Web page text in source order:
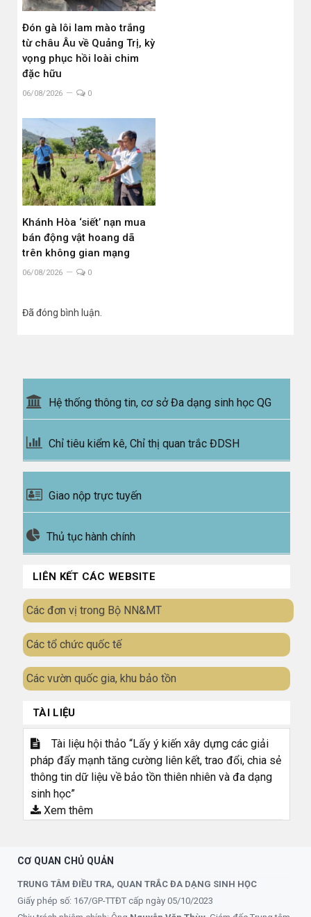
Đón gà lôi lam mào trắng
từ châu Âu về Quảng Trị, kỳ
vọng phục hồi loài chim
đặc hữu
06/08/2026 0
Khánh Hòa ‘siết’ nạn mua
bán động vật hoang dã
trên không gian mạng
06/08/2026 0
Đã đóng bình luận.
Hệ thống thông tin, cơ sở Đa dạng sinh học QG
Chỉ tiêu kiểm kê, Chỉ thị quan trắc ĐDSH
Giao nộp trực tuyến
Thủ tục hành chính
LIÊN KẾT CÁC WEBSITE
Các đơn vị trong Bộ NN&MT
Các tổ chức quốc tế
Các vườn quốc gia, khu bảo tồn
TÀI LIỆU
Tài liệu hội thảo “Lấy ý kiến xây dựng các giải
pháp đẩy mạnh tăng cường liên kết, trao đổi, chia sẻ
thông tin dữ liệu về bảo tồn thiên nhiên và đa dạng
sinh học”
Xem thêm
CƠ QUAN CHỦ QUẢN
TRUNG TÂM ĐIỀU TRA, QUAN TRẮC ĐA DẠNG SINH HỌC
Giấy phép số: 167/GP-TTĐT cấp ngày 05/10/2023